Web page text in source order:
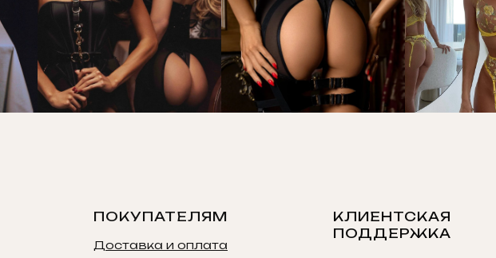
ПОКУПАТЕЛЯМ
Доставка и оплата
КЛИЕНТСКАЯ
ПОДДЕРЖКА